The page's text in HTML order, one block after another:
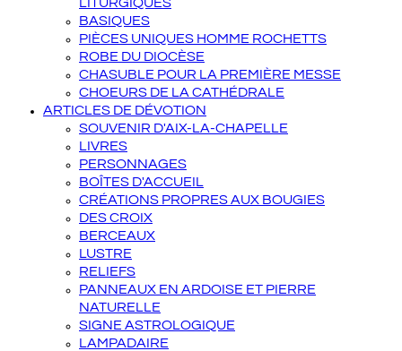
BASIQUES
PIÈCES UNIQUES HOMME ROCHETTS
ROBE DU DIOCÈSE
CHASUBLE POUR LA PREMIÈRE MESSE
CHOEURS DE LA CATHÉDRALE
ARTICLES DE DÉVOTION
SOUVENIR D'AIX-LA-CHAPELLE
LIVRES
PERSONNAGES
BOÎTES D'ACCUEIL
CRÉATIONS PROPRES AUX BOUGIES
DES CROIX
BERCEAUX
LUSTRE
RELIEFS
PANNEAUX EN ARDOISE ET PIERRE
NATURELLE
SIGNE ASTROLOGIQUE
LAMPADAIRE